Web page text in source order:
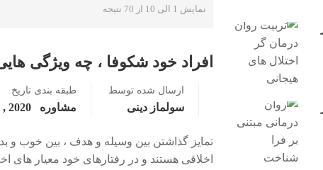
نمایش 1 الی 10 از 70 نتیجه
افراد خود شکوفا ، چه ویژگی
ارسال شده توسط
سولماز دینی
طبقه بندی
مشاوره
تاریخ
2020 , October 18
تمایز گذاشتن بین وسیله و هدف ، بین خوب و
اخلاقی هستند و در رفتارهای خود معیار های